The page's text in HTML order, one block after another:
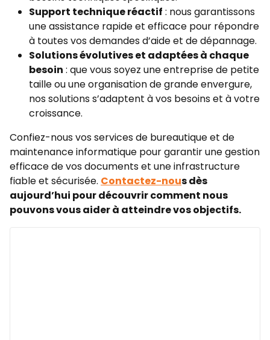
Support technique réactif : nous garantissons
une assistance rapide et efficace pour répondre
à toutes vos demandes d’aide et de dépannage.
Solutions évolutives et adaptées à chaque
besoin : que vous soyez une entreprise de petite
taille ou une organisation de grande envergure,
nos solutions s’adaptent à vos besoins et à votre
croissance.
Confiez-nous vos services de bureautique et de
maintenance informatique pour garantir une gestion
efficace de vos documents et une infrastructure
fiable et sécurisée. Contactez-nous dès
aujourd’hui pour découvrir comment nous
pouvons vous aider à atteindre vos objectifs.